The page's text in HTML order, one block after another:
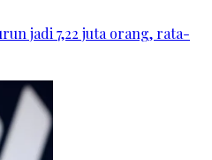
jadi 7,22 juta orang, rata-